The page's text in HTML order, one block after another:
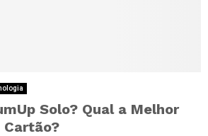
Solo? Qual a Melhor
Cartão?